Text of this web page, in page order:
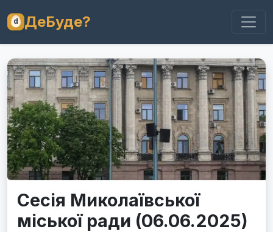
ДеБуде?
Сесія Миколаївської
міської ради (06.06.2025)